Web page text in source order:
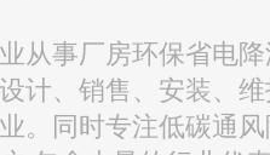
从事厂房环保省电
计、销售、安装、
。同时专注低碳通